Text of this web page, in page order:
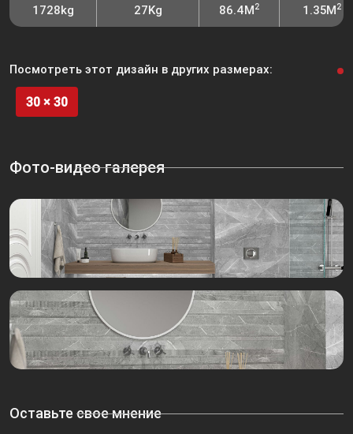
1728kg 27Kg 86.4M2 1.35M2
Посмотреть этот дизайн в других размерах:
30 × 30
Фото-видео галерея
Оставьте свое мнение